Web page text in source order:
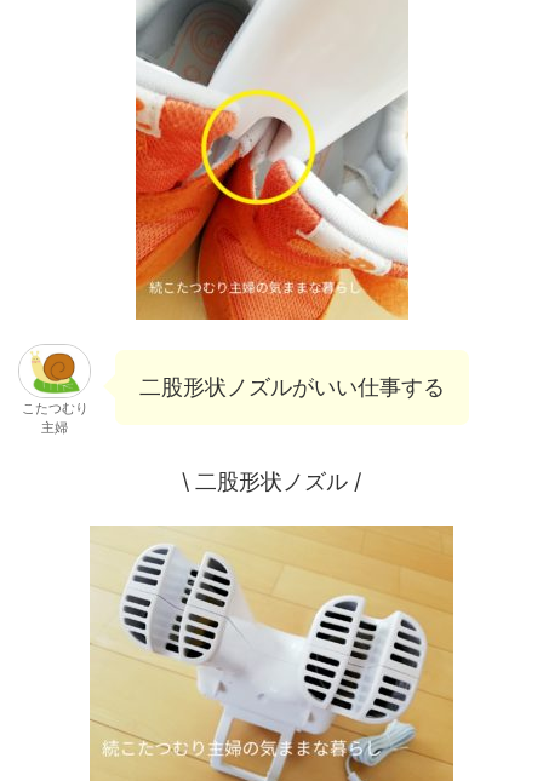
こたつむり
主婦
二股形状ノズルがいい仕事する
\ 二股形状ノズル /